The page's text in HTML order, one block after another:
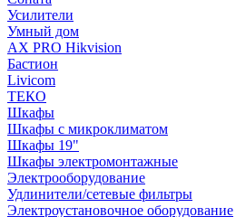
Усилители
Умный дом
AX PRO Hikvision
Бастион
Livicom
ТЕКО
Шкафы
Шкафы с микроклиматом
Шкафы 19"
Шкафы электромонтажные
Электрооборудование
Удлинители/сетевые фильтры
Электроустановочное оборудование